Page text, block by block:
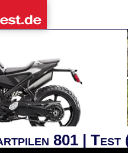
801 | Test